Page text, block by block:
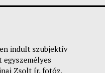
indult szubjektív
Zsolt ír, fotóz,